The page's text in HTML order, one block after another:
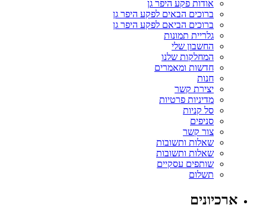
אודות פקע היפר גן
ברוכים הבאים לפקע היפר גן
ברוכים הביאם לפקע היפר גן
גלריית תמונות
החשבון שלי
המחלקות שלנו
חדשות ומאמרים
חנות
יצירת קשר
מדיניות פרטיות
סל קניות
סניפים
צור קשר
שאלות ותשובות
שאלות ותשובות
שותפים עסקיים
תשלום
ארכיונים